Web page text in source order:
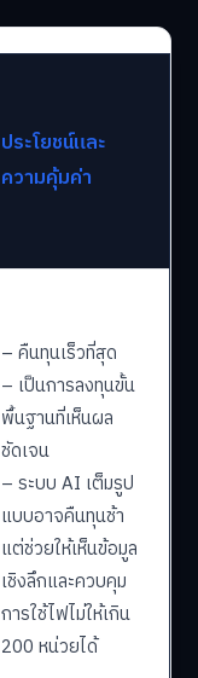
ประโยชน์และ
ความคุ้มค่า
– คืนทุนเร็วที่สุด
– เป็นการลงทุนขั้น
พื้นฐานที่เห็นผล
ชัดเจน
– ระบบ AI เต็มรูป
แบบอาจคืนทุนช้า
แต่ช่วยให้เห็นข้อมูล
เชิงลึกและควบคุม
การใช้ไฟไม่ให้เกิน
200 หน่วยได้